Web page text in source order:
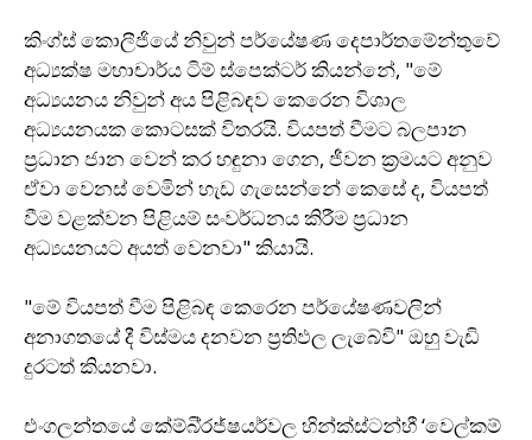
කිංග්ස් කොලීජියේ නිවුන් පර්යේෂණ දෙපාර්තමේන්තුවේ
අධ්‍යක්ෂ මහාචාර්ය ටිම් ස්පෙක්ටර් කියන්නේ, "මේ
අධ්‍යයනය නිවුන් අය පිළිබඳව කෙරෙන විශාල
අධ්‍යයනයක කොටසක් විතරයි. වියපත් වීමට බලපාන
ප‍්‍රධාන ජාන වෙන් කර හඳුනා ගෙන, ජීවන ක‍්‍රමයට අනුව
ඒවා වෙනස් වෙමින් හැඩ ගැසෙන්නේ කෙසේ ද, වියපත්
වීම වළක්වන පිළියම් සංවර්ධනය කිරීම ප‍්‍රධාන
අධ්‍යයනයට අයත් වෙනවා" කියායි.
"මේ වියපත් වීම පිළිබඳ කෙරෙන පර්යේෂණවලින්
අනාගතයේ දී විස්මය දනවන ප‍්‍රතිඵල ලැබේවි" ඔහු වැඩි
දුරටත් කියනවා.
එංගලන්තයේ කේම්බි‍්‍රජ්ෂයර්වල හින්ක්ස්ටන්හී ‘වෙල්කම්